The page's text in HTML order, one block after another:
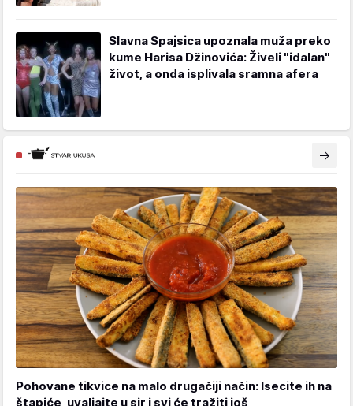
Slavna Spajsica upoznala muža preko
kume Harisa Džinovića: Živeli "idalan"
život, a onda isplivala sramna afera
Pohovane tikvice na malo drugačiji način: Isecite ih na
štapiće, uvaljajte u sir i svi će tražiti još